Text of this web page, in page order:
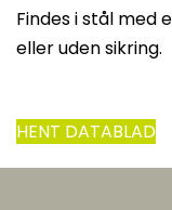
Findes i stål med
eller uden sikring.
HENT DATABLAD